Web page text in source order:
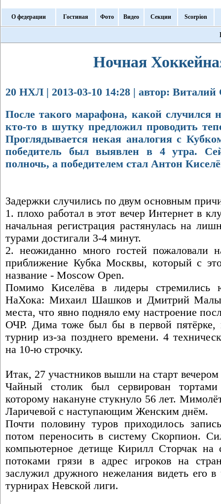
О федерации Гостиная Фото Видео Секции Scorpion
Ночная
20 НХЛ | 2013-03-10 14:28 | автор: Виталий
После такого марафона, какой случился
кто-то в шутку предложил проводить
Проглядывается некая аналогия с
победитель был выявлен в 4 утра.
полночь, а победителем стал Антон
Задержки случились по двум основным
1. плохо работал в этот вечер Интернет в
начальная регистрация растянулась на
турами достигали 3-4 минут.
2. неожиданно много гостей пожаловали
приближение Кубка Москвы, который с
название - Moscow Open.
Помимо Киселёва в лидеры стремились
НаХока: Михаил Шашков и Дмитрий
места, что явно подняло ему настроение
ОЧР. Дима тоже был бы в первой
турнир из-за позднего времени. 4
на 10-ю строчку.
Итак, 27 участников вышли на старт
Чайный столик был сервирован
которому накануне стукнуло 56 лет.
Ларичевой с наступающим Женским днём.
Почти половину туров приходилось
потом переносить в систему Скорпион.
компьютерное детище Кирилл Сторчак на
потоками грязи в адрес игроков на
заслужил дружного нежелания видеть его
турнирах Невской лиги.